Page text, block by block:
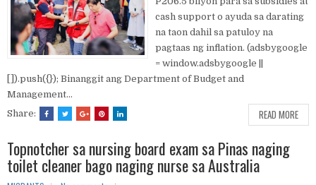
cash support o ayuda sa darating
na taon dahil sa patuloy na
pagtaas ng inflation. (adsbygoogle
= window.adsbygoogle ||
[]).push({}); Binanggit ang Department of Budget and
Management...
Share:
READ MORE
Topnotcher sa nursing board exam sa Pinas naging
toilet cleaner bago naging nurse sa Australia